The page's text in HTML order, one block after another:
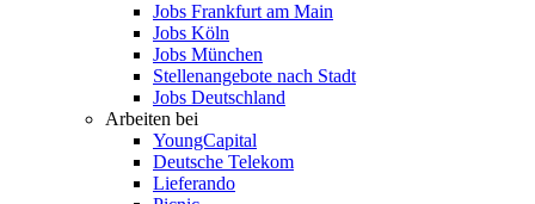
Jobs Frankfurt am Main
Jobs Köln
Jobs München
Stellenangebote nach Stadt
Jobs Deutschland
Arbeiten bei
YoungCapital
Deutsche Telekom
Lieferando